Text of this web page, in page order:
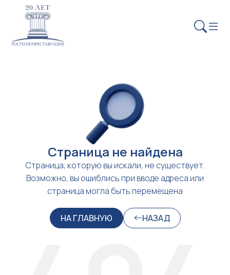
Страница не найдена
Страница, которую вы искали, не существует.
Возможно, вы ошиблись при вводе адреса или
страница могла быть перемещена
НА ГЛАВНУЮ НАЗАД